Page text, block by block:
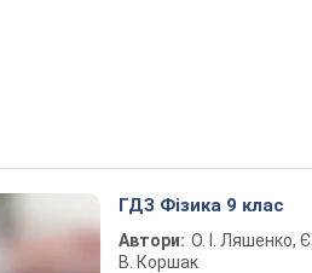
ГДЗ Фізика 9 клас
Автори: О. І. Ляшенко, Є.
В. Коршак